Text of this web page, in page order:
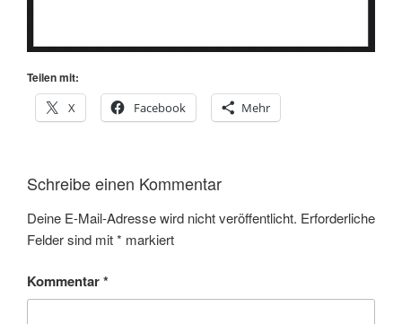
Teilen mit:
X
Facebook Mehr
Schreibe einen Kommentar
Deine E-Mail-Adresse wird nicht veröffentlicht. Erforderliche
Felder sind mit* markiert
Kommentar*